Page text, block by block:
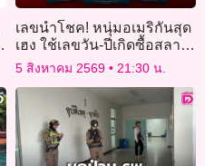
เลขนำโชค! หนุ่มอเมริกันสุด
เฮง ใช้เลขวัน-ปีเกิดซื้อสลาก
ชิงโชค คว้ารางวัลใหญ่ 1
5 สิงหาคม 2569 21:30 น.